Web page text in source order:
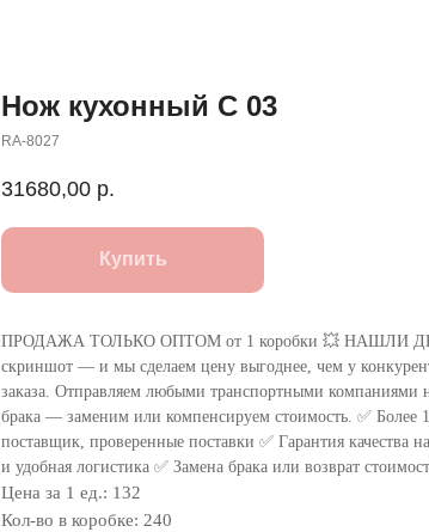
Нож кухонный C 03
RA-8027
31680,00 р.
Купить
ПРОДАЖА ТОЛЬКО ОПТОМ от 1 коробки 💥 НАШЛИ
скриншот — и мы сделаем цену выгоднее, чем у
заказа. Отправляем любыми транспортными
брака — заменим или компенсируем стоимость. ✅ Более
поставщик, проверенные поставки ✅ Гарантия качества
и удобная логистика ✅ Замена брака или возврат
Цена за 1 ед.: 132
Кол-во в коробке: 240